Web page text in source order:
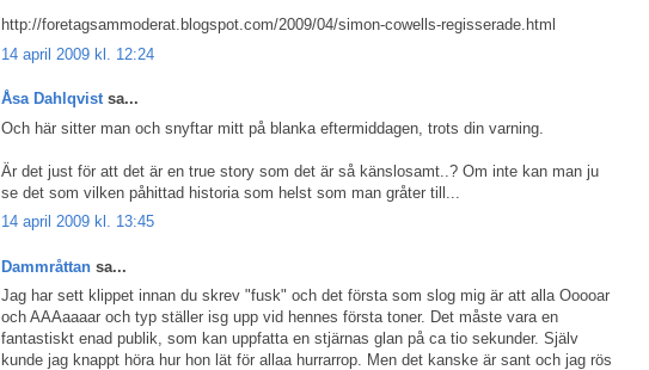
http://foretagsammoderat.blogspot.com/2009/04/simon-cowells-regisserade.html
14 april 2009 kl. 12:24
Åsa Dahlqvistsa...
Och här sitter man och snyftar mitt på blanka eftermiddagen, trots din varning.
Är det just för att det är en true story som det är så känslosamt..? Om inte kan man ju
se det som vilken påhittad historia som helst som man gråter till...
14 april 2009 kl. 13:45
Dammråttan sa...
Jag har sett klippet innan du skrev "fusk" och det första som slog mig är att alla Ooooar
och AAAaaaar och typ ställer isg upp vid hennes första toner. Det måste vara en
fantastiskt enad publik, som kan uppfatta en stjärnas glan på ca tio sekunder. Själv
kunde jag knappt höra hur hon lät för allaa hurrarrop. Men det kanske är sant och jag rös